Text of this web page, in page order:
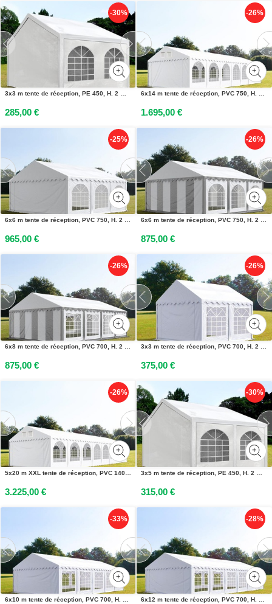
-30%
3x3 m tente de réception, PE 450, H. 2 m, blanc - (91101)
285,00 €
-26%
6x14 m tente de réception, PVC 750, H. 2 m, blanc - (2635)
1.695,00 €
-25%
6x6 m tente de réception, PVC 750, H. 2 m, blanc - (7311)
965,00 €
-26%
6x6 m tente de réception, PVC 750, H. 2 m, gris-blanc - (7159)
875,00 €
-26%
6x8 m tente de réception, PVC 700, H. 2 m, gris-blanc - (6054)
875,00 €
-26%
3x3 m tente de réception, PVC 700, H. 2 m, blanc - (6158)
375,00 €
-26%
5x20 m XXL tente de réception, PVC 1400, H. 2,6 m, blanc - (38512)
3.225,00 €
-30%
3x5 m tente de réception, PE 450, H. 2 m, blanc - (91103)
315,00 €
-33%
6x10 m tente de réception, PVC 700, H. 2 m, blanc - (4791)
-28%
6x12 m tente de réception, PVC 700, H. 2 m, blanc - (4796)